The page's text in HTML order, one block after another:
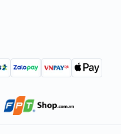
trung tâm tiêm chủng